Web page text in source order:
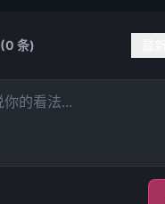
(0 条)